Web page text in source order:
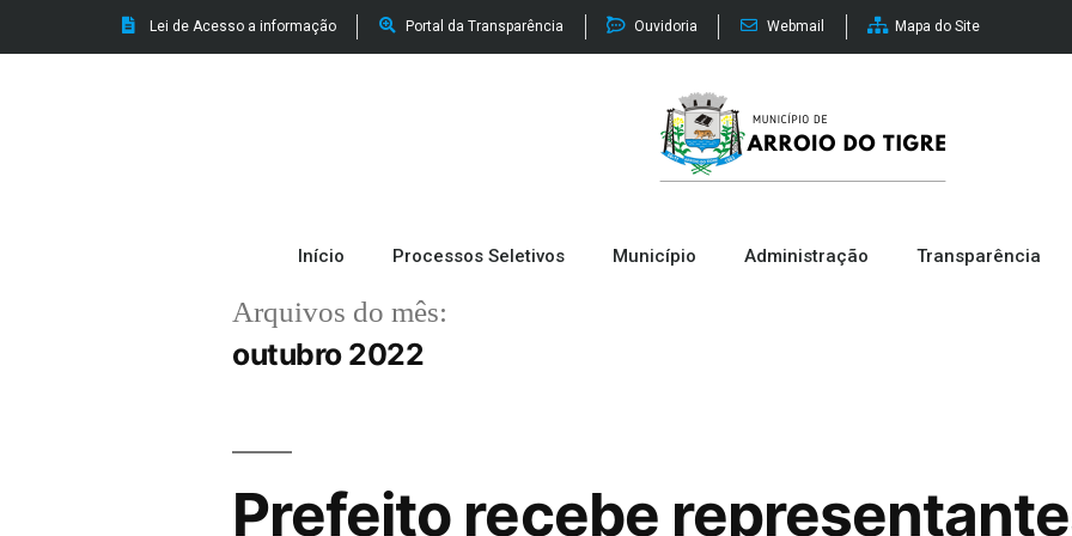
Lei de Acesso a informação Portal da Transparência Ouvidoria Webmail Mapa do Site
Início Processos Seletivos Município Administração Transparência
Arquivos do mês:
outubro 2022
Prefeito recebe